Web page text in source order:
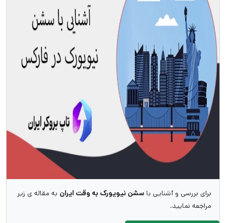
برای بررسی و آشنایی با سشن نیویورک به وقت ایران به مقاله ی زیر
مراجعه نمایید.